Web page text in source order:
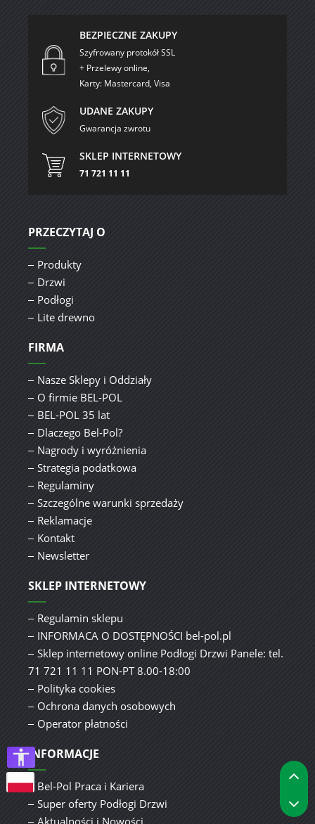
BEZPIECZNE ZAKUPY
Szyfrowany protokół SSL
+ Przelewy online,
Karty: Mastercard, Visa
UDANE ZAKUPY
Gwarancja zwrotu
SKLEP INTERNETOWY
71 721 11 11
PRZECZYTAJ O
Produkty
Drzwi
Podłogi
Lite drewno
FIRMA
Nasze Sklepy i Oddziały
O firmie BEL-POL
BEL-POL 35 lat
Dlaczego Bel-Pol?
Nagrody i wyróżnienia
Strategia podatkowa
Regulaminy
Szczególne warunki sprzedaży
Reklamacje
Kontakt
Newsletter
SKLEP INTERNETOWY
Regulamin sklepu
INFORMACA O DOSTĘPNOŚCI bel-pol.pl
Sklep internetowy online Podłogi Drzwi Panele: tel.
71 721 11 11 PON-PT 8.00-18:00
Polityka cookies
Ochrona danych osobowych
Operator płatności
INFORMACJE
Bel-Pol Praca i Kariera
Super oferty Podłogi Drzwi